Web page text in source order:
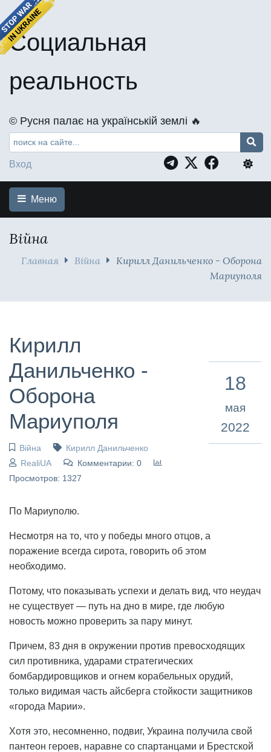
Социальная
реальность
©️ Русня палає на українській землі 🔥
Вход
Меню
Війна
Главная Війна
Кирилл Данильченко - Оборона
Мариуполя
Кирилл
Данильченко -
Оборона
Мариуполя
Війна
Кирилл Данильченко
RealiUA
Комментарии: 0
Просмотров: 1327
18
мая
2022
По Мариуполю.
Несмотря на то, что у победы много отцов, а
поражение всегда сирота, говорить об этом
необходимо.
Потому, что показывать успехи и делать вид, что неудач
не существует — путь на дно в мире, где любую
новость можно проверить за пару минут.
Причем, 83 дня в окружении против превосходящих
сил противника, ударами стратегических
бомбардировщиков и огнем корабельных орудий,
только видимая часть айсберга стойкости защитников
«города Марии».
Хотя это, несомненно, подвиг, Украина получила свой
пантеон героев, наравне со спартанцами и Брестской